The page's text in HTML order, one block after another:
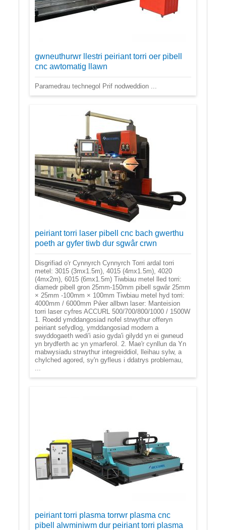
gwneuthurwr llestri peiriant torri oer pibell
cnc awtomatig llawn
Paramedrau technegol Prif nodweddion ...
peiriant torri laser pibell cnc bach gwerthu
poeth ar gyfer tiwb dur sgwâr crwn
Disgrifiad o'r Cynnyrch Cynnyrch Torri ardal torri
metel: 3015 (3mx1.5m), 4015 (4mx1.5m), 4020
(4mx2m), 6015 (6mx1.5m) Tiwbiau metel lled torri:
diamedr pibell gron 25mm-150mm pibell sgwâr 25mm
× 25mm -100mm × 100mm Tiwbiau metel hyd torri:
4000mm / 6000mm Pŵer allbwn laser: Manteision
torri laser cyfres ACCURL 500/700/800/1000 / 1500W
1. Roedd ymddangosiad nofel strwythur offeryn
peiriant sefydlog, ymddangosiad modern a
swyddogaeth wedi'i asio gyda'i gilydd yn ei gwneud
yn brydferth ac yn ymarferol. 2. Mae'r cynllun da Yn
mabwysiadu strwythur integreiddiol, lleihau sylw, a
chylched agored, sy'n gyfleus i ddatrys problemau,
...
peiriant torri plasma torrwr plasma cnc
pibell alwminiwm dur peiriant torri plasma